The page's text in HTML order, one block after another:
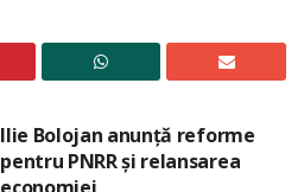
Ilie Bolojan anunță reforme
pentru PNRR și relansarea